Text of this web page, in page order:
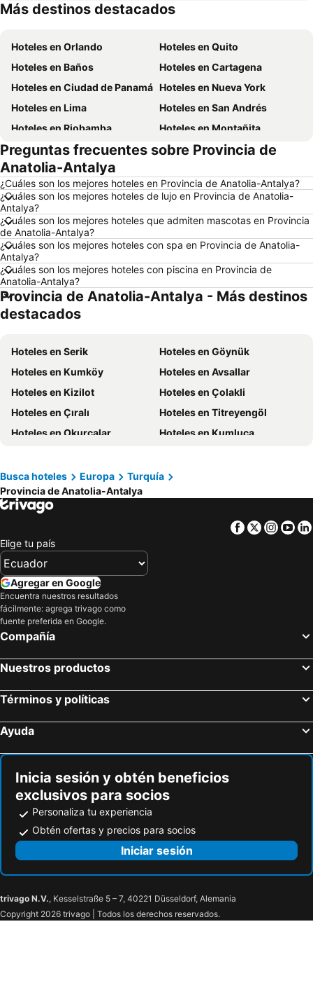
Hoteles en México
Hoteles en Chicago
Más destinos destacados
Hoteles en Orlando
Hoteles en Quito
Hoteles en Baños
Hoteles en Cartagena
Hoteles en Ciudad de Panamá Hoteles en Nueva York
Hoteles en Lima
Hoteles en San Andrés
Hoteles en Riobamba
Hoteles en Montañita
Hoteles en Puerto López
Hoteles en Pedernales
Hoteles en Miami
Hoteles en Ambato
Hoteles en Cojimies
Hoteles en Lisboa
Hoteles en Oporto
Hoteles en Galápagos
Hoteles en Esmeraldas
Hoteles en Curazao
Hoteles en Guatemala
Hoteles en Santa Cruz
Hoteles en Colombia
Hoteles en Campania
Hoteles en Tailandia
Hoteles en Nueva Jersey
Hoteles en El Caribe
Hoteles en Lima
Hoteles en Tumbes
Hoteles en Orellana
Hoteles en San Cristóbal
Hoteles en Isla de Santorini
Preguntas frecuentes sobre Provincia de
Anatolia-Antalya
¿Cuáles son los mejores hoteles en Provincia de Anatolia-Antalya?
¿Cuáles son los mejores hoteles de lujo en Provincia de Anatolia-
Antalya?
¿Cuáles son los mejores hoteles que admiten mascotas en Provincia
de Anatolia-Antalya?
¿Cuáles son los mejores hoteles con spa en Provincia de Anatolia-
Antalya?
¿Cuáles son los mejores hoteles con piscina en Provincia de
Anatolia-Antalya?
Provincia de Anatolia-Antalya - Más destinos
destacados
Hoteles en Serik
Hoteles en Göynük
Hoteles en Kumköy
Hoteles en Avsallar
Hoteles en Kizilot
Hoteles en Çolakli
Hoteles en Çıralı
Hoteles en Titreyengöl
Hoteles en Okurcalar
Hoteles en Kumluca
Hoteles en Patara
Hoteles en Finike
Hoteles en Kalkan
Hoteles en Konyaaltı
Hoteles en Mahmutlar
Hoteles en Tekirova
Hoteles en Obaköy
Busca hoteles Europa
Turquía
Provincia de Anatolia-Antalya
Facebook
Twitter
Elige tu país
Agregar en Google
Encuentra nuestros resultados
fácilmente: agrega trivago como
fuente preferida en Google.
Compañía
Nuestros productos
Términos y políticas
Ayuda
Inicia sesión y obtén beneficios
exclusivos para socios
Personaliza tu experiencia
Obtén ofertas y precios para socios
Iniciar sesión
trivago N.V., Kesselstraße 5 – 7, 40221 Düsseldorf, Alemania
Copyright 2026 trivago | Todos los derechos reservados.